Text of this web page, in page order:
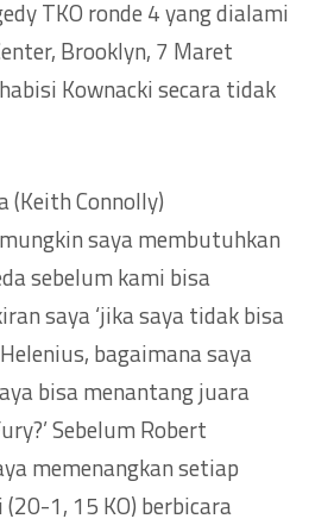
TKO ronde 4 yang dialami
Brooklyn, 7 Maret
Kownacki secara tidak
(Keith Connolly)
saya membutuhkan
sebelum kami bisa
saya ‘jika saya tidak bisa
bagaimana saya
bisa menantang juara
Sebelum Robert
memenangkan setiap
(20-1, 15 KO) berbicara